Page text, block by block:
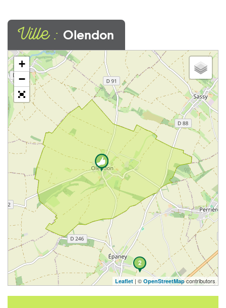
Ville : Olendon
2
+
−
Leaflet| © OpenStreetMapcontributors